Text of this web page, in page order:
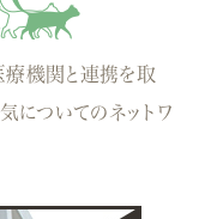
機関と連携を取
についてのネットワ